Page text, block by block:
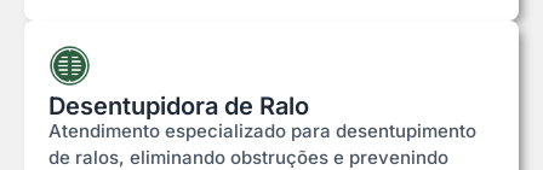
Desentupidora de Ralo
Atendimento especializado para desentupimento
de ralos, eliminando obstruções e prevenindo